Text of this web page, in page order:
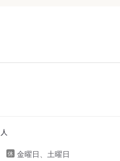
人
金曜日、土曜日